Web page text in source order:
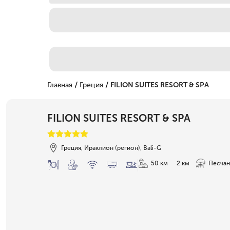
Главная / Греция / FILION SUITES RESORT & SPA
FILION SUITES RESORT & SPA
Греция, Ираклион (регион), Bali-G
50 км 2 км